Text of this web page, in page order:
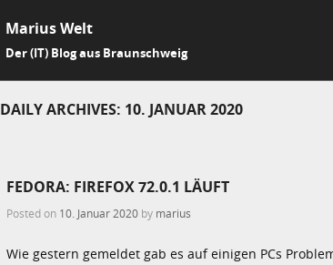
Marius Welt
Der (IT) Blog aus Braunschweig
DAILY ARCHIVES: 10. JANUAR 2020
FEDORA: FIREFOX 72.0.1 LÄUFT
Posted on 10. Januar 2020 by marius
Wie gestern gemeldet gab es auf einigen PCs